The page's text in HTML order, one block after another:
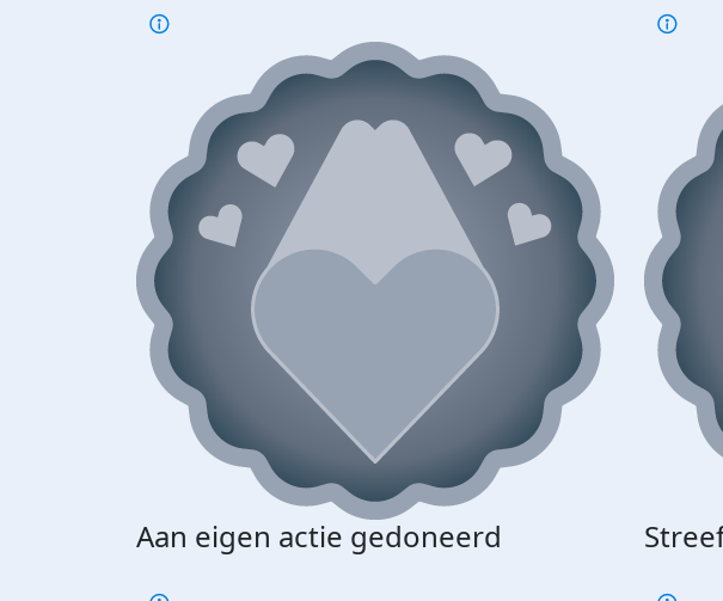
Aan eigen actie gedoneerd